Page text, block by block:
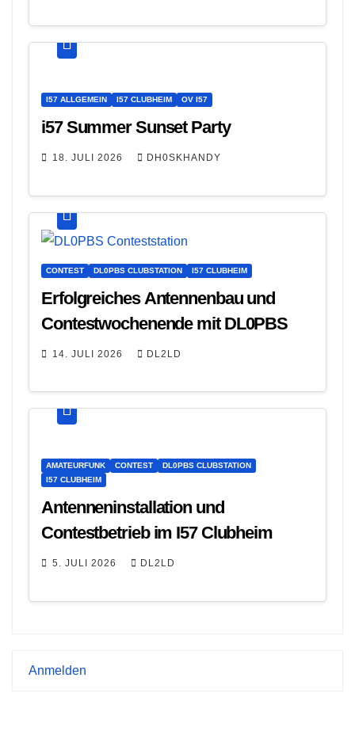
I57 ALLGEMEIN I57 CLUBHEIM OV I57
i57 Summer Sunset Party
18. JULI 2026 DH0SKHANDY
CONTEST DL0PBS CLUBSTATION I57 CLUBHEIM
Erfolgreiches Antennenbau und
Contestwochenende mit DL0PBS
14. JULI 2026 DL2LD
AMATEURFUNK CONTEST
DL0PBS CLUBSTATION
I57 CLUBHEIM
Antenneninstallation und
Contestbetrieb im I57 Clubheim
5. JULI 2026 DL2LD
Anmelden